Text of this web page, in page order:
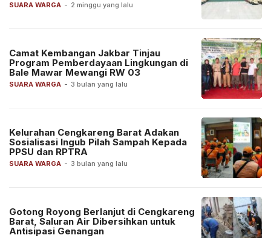
SUARA WARGA - 2 minggu yang lalu
SUARA WARGA - 3 bulan yang lalu
Camat Kembangan Jakbar Tinjau
Program Pemberdayaan Lingkungan di
Bale Mawar Mewangi RW 03
SUARA WARGA - 3 bulan yang lalu
Kelurahan Cengkareng Barat Adakan
Sosialisasi Ingub Pilah Sampah Kepada
PPSU dan RPTRA
Gotong Royong Berlanjut di Cengkareng
Barat, Saluran Air Dibersihkan untuk
Antisipasi Genangan